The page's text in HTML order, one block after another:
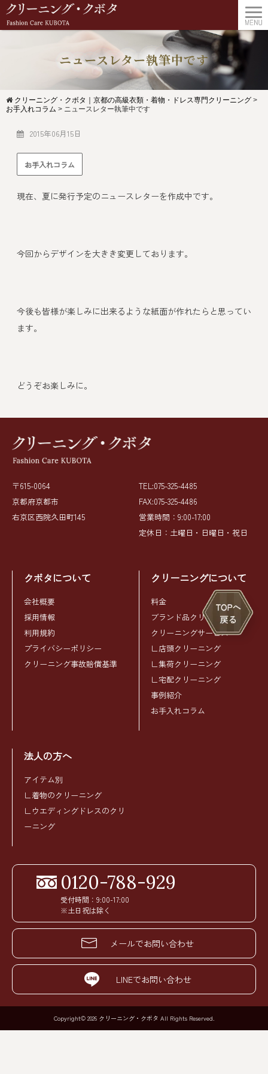
ニュースレター執筆中です
クリーニング・クボタ｜京都の高級衣類・着物・ドレス専門クリーニング >
お手入れコラム > ニュースレター執筆中です
2015年06月15日
お手入れコラム
現在、夏に発行予定のニュースレターを作成中です。
今回からデザインを大きき変更しております。
今後も皆様が楽しみに出来るような紙面が作れたらと思ってい
ます。
どうぞお楽しみに。
〒615-0064
京都府京都市
右京区西院久田町145
TEL:075-325-4485
FAX:075-325-4486
営業時間：9:00-17:00
定休日：土曜日・日曜日・祝日
クボタについて
会社概要
採用情報
利用規約
プライバシーポリシー
クリーニング事故賠償基準
クリーニングについて
料金
ブランド品クリーニング
クリーニングサービス
∟店頭クリーニング
∟集荷クリーニング
∟宅配クリーニング
事例紹介
お手入れコラム
法人の方へ
アイテム別
∟着物のクリーニング
∟ウエディングドレスのクリ
ーニング
0120-788-929
受付時間：9:00-17:00
※土日祝は除く
メールでお問い合わせ
LINEでお問い合わせ
Copyright© 2026 クリーニング・クボタ All Rights Reserved.